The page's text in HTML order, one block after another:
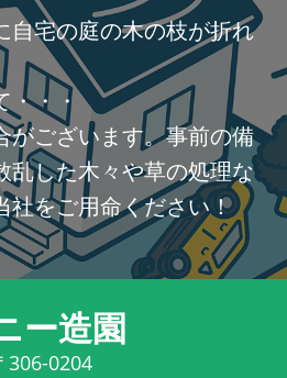
自宅の庭の木の枝が折れ
・・・
がございます。事前の備
した木々や草の処理な
社をご用命ください！
ー造園
306-0204